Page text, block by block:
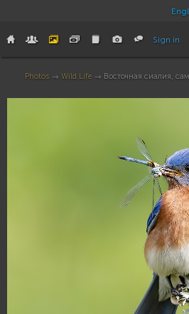
Sign in
Photos → Wild Life → Восточная сиалия,